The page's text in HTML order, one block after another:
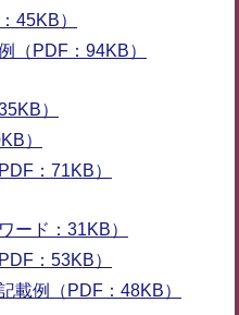
45KB）
（PDF：94KB）
）
）
：71KB）
ード：31KB）
：53KB）
載例（PDF：48KB）